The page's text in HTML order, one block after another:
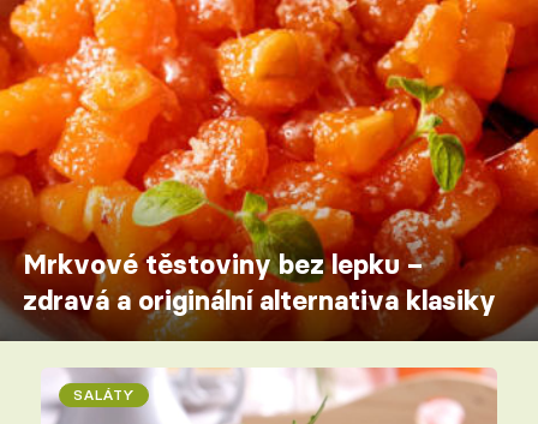
Mrkvové těstoviny bez lepku –
zdravá a originální alternativa klasiky
SALÁTY